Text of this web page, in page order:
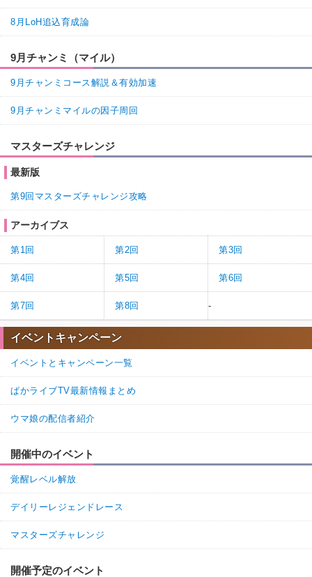
8月LoH追込育成論
9月チャンミ（マイル）
9月チャンミコース解説＆有効加速
9月チャンミマイルの因子周回
マスターズチャレンジ
最新版
第9回マスターズチャレンジ攻略
アーカイブス
第1回 第2回 第3回
第4回 第5回 第6回
第7回 第8回 -
イベントキャンペーン
イベントとキャンペーン一覧
ぱかライブTV最新情報まとめ
ウマ娘の配信者紹介
開催中のイベント
覚醒レベル解放
デイリーレジェンドレース
マスターズチャレンジ
開催予定のイベント